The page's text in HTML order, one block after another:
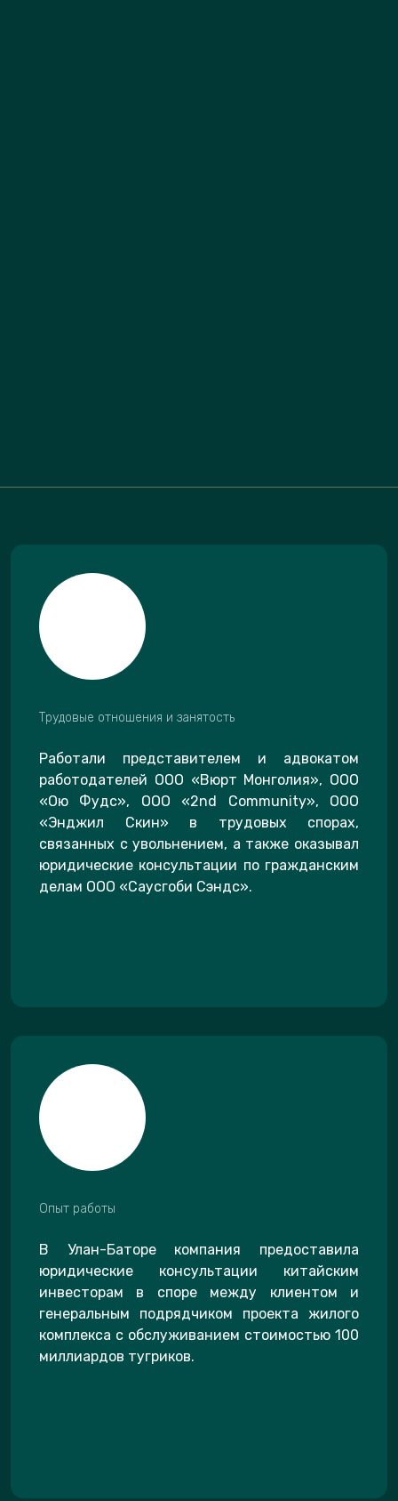
Трудовые отношения и занятость
Работали представителем и адвокатом
работодателей ООО «Вюрт Монголия», ООО
«Ою Фудс», ООО «2nd Community», ООО
«Энджил Скин» в трудовых спорах,
связанных с увольнением, а также оказывал
юридические консультации по гражданским
делам ООО «Саусгоби Сэндс».
Опыт работы
В Улан-Баторе компания предоставила
юридические консультации китайским
инвесторам в споре между клиентом и
генеральным подрядчиком проекта жилого
комплекса с обслуживанием стоимостью 100
миллиардов тугриков.